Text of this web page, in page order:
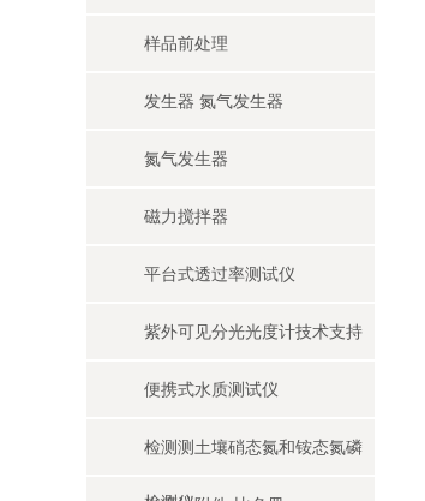
样品前处理
发生器 氮气发生器
氮气发生器
磁力搅拌器
平台式透过率测试仪
紫外可见分光光度计技术支持
便携式水质测试仪
检测测土壤硝态氮和铵态氮磷